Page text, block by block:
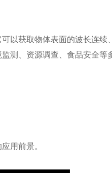
以获取物体表面的波长连续
测、资源调查、食品安全等
用前景。